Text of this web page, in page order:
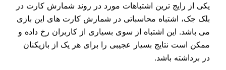
یکی از رایج ترین اشتباهات مورد در روند شمارش کارت در
بلک جک، اشتباه محاسباتی در شمارش کارت های این بازی
می باشد. این اشتباه از سوی بسیاری از کاربران رخ داده و
ممکن است نتایج بسیار عجیبی را برای هر یک از بازیکنان
در برداشته باشد.